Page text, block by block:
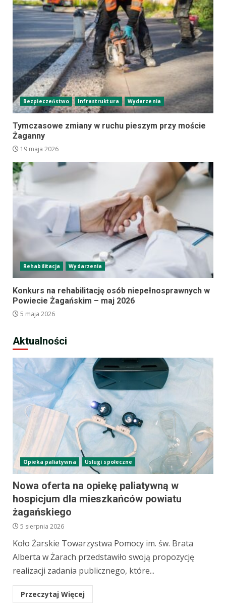
Bezpieczeństwo Infrastruktura Wydarzenia
Tymczasowe zmiany w ruchu pieszym przy moście
Żaganny
19 maja 2026
Rehabilitacja Wydarzenia
Konkurs na rehabilitację osób niepełnosprawnych w
Powiecie Żagańskim – maj 2026
5 maja 2026
Aktualności
Opieka paliatywna Usługi społeczne
Nowa oferta na opiekę paliatywną w
hospicjum dla mieszkańców powiatu
żagańskiego
5 sierpnia 2026
Koło Żarskie Towarzystwa Pomocy im. św. Brata
Alberta w Żarach przedstawiło swoją propozycję
realizacji zadania publicznego, które...
Przeczytaj Więcej